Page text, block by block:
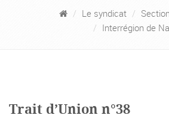
Le syndicat
Interrégion de
Trait d’Union n°38